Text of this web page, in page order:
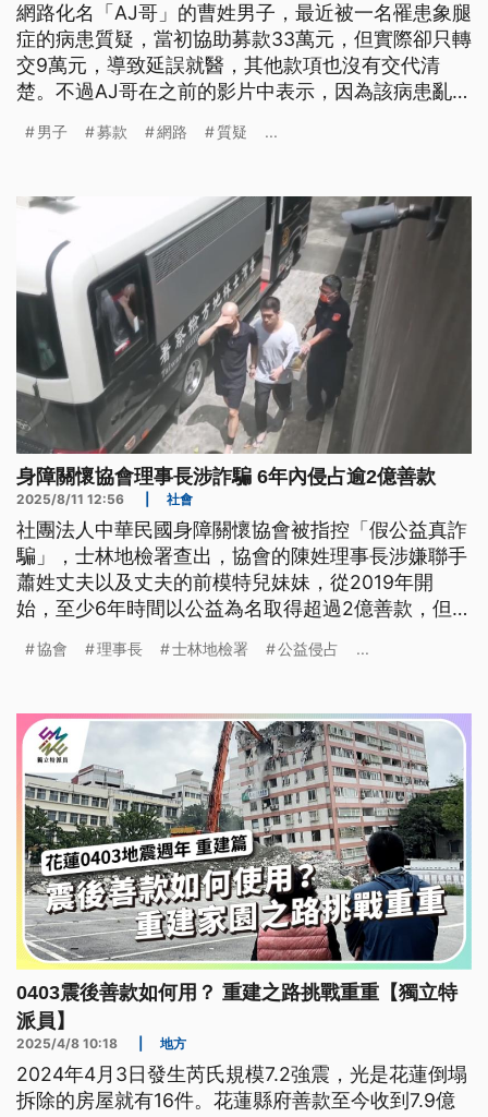
網路化名「AJ哥」的曹姓男子，最近被一名罹患象腿
症的病患質疑，當初協助募款33萬元，但實際卻只轉
交9萬元，導致延誤就醫，其他款項也沒有交代清
楚。不過AJ哥在之前的影片中表示，因為該病患亂花
上募款的行為，已經違反《公益勸募條例》。
男子 募款 網路 質疑 ...
身障關懷協會理事長涉詐騙 6年內侵占逾2億善款
2025/8/11 12:56 社會
社團法人中華民國身障關懷協會被指控「假公益真詐
騙」，士林地檢署查出，協會的陳姓理事長涉嫌聯手
蕭姓丈夫以及丈夫的前模特兒妹妹，從2019年開
始，至少6年時間以公益為名取得超過2億善款，但真
用，拿來買房、買名車、買股票等等，全案今（11）
人。
協會 理事長 士林地檢署 公益侵占 ...
0403震後善款如何用？ 重建之路挑戰重重【獨立特
派員】
2025/4/8 10:18 地方
2024年4月3日發生芮氏規模7.2強震，光是花蓮倒塌
拆除的房屋就有16件。花蓮縣府善款至今收到7.9億